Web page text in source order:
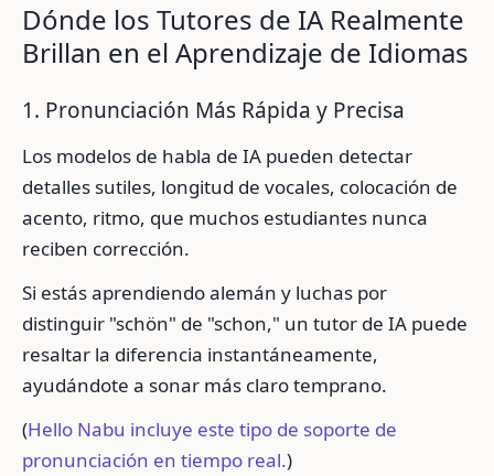
Dónde los Tutores de IA Realmente
Brillan en el Aprendizaje de Idiomas
1. Pronunciación Más Rápida y Precisa
Los modelos de habla de IA pueden detectar
detalles sutiles, longitud de vocales, colocación de
acento, ritmo, que muchos estudiantes nunca
reciben corrección.
Si estás aprendiendo alemán y luchas por
distinguir "schön" de "schon," un tutor de IA puede
resaltar la diferencia instantáneamente,
ayudándote a sonar más claro temprano.
(Hello Nabu incluye este tipo de soporte de
pronunciación en tiempo real.)